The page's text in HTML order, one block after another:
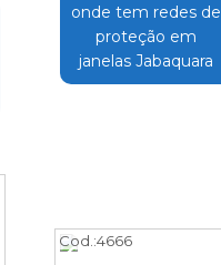
onde tem redes de
proteção em
janelas Jabaquara
Cod.:4666